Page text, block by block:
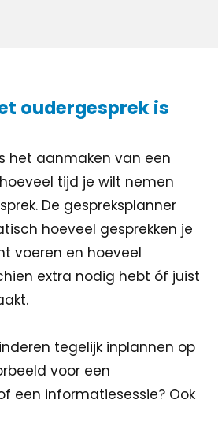
oudergesprek is
het aanmaken van een
tijd je wilt nemen
De gespreksplanner
hoeveel gesprekken je
voeren en hoeveel
extra nodig hebt óf juist
tegelijk inplannen op
voor een
een informatiesessie? Ook